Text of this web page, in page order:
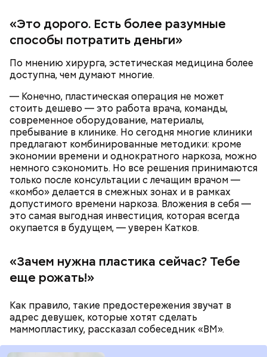
«Это дорого. Есть более разумные
способы потратить деньги»
По мнению хирурга, эстетическая медицина более
доступна, чем думают многие.
— Конечно, пластическая операция не может
стоить дешево — это работа врача, команды,
современное оборудование, материалы,
пребывание в клинике. Но сегодня многие клиники
предлагают комбинированные методики: кроме
экономии времени и однократного наркоза, можно
немного сэкономить. Но все решения принимаются
только после консультации с лечащим врачом —
«комбо» делается в смежных зонах и в рамках
допустимого времени наркоза. Вложения в себя —
это самая выгодная инвестиция, которая всегда
окупается в будущем, — уверен Катков.
«Зачем нужна пластика сейчас? Тебе
еще рожать!»
Как правило, такие предостережения звучат в
адрес девушек, которые хотят сделать
маммопластику, рассказал собеседник «ВМ».
— Кабачки нужно натереть длинными слайсами
похожими на спагетти, и уложить в противень.
Дальше нужно добавить немного растительного
масла, соль, а сверху бросить хаотично
порезанную брынзу. Затем добавляются помидоры
черри или грунтовые, — рассказал шеф-повар.
Противень ставится в духовку, разогретую до 180–
190 градусов. Спагетти из кабачка нужно запекать
25–30 минут.
Также не нужно есть дыню до корки, потому что
именно там скапливаются нитраты. И важно
тщательно ее мыть, чтобы не отравиться, добавила
собеседница «ВМ».